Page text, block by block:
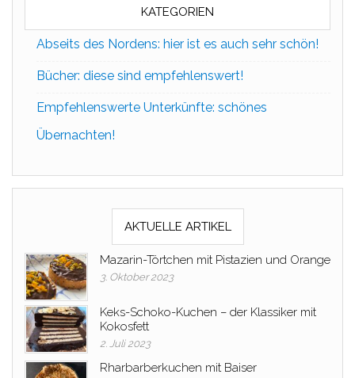
KATEGORIEN
Abseits des Nordens: hier ist es auch sehr schön!
Bücher: diese sind empfehlenswert!
Empfehlenswerte Unterkünfte: schönes
Übernachten!
AKTUELLE ARTIKEL
Mazarin-Törtchen mit Pistazien und Orange
3. Oktober 2023
Keks-Schoko-Kuchen – der Klassiker mit
Kokosfett
2. Juli 2023
Rharbarberkuchen mit Baiser